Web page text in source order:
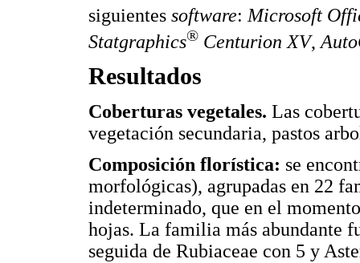
siguientes software: Microsoft
Statgraphics® Centurion XV,
Resultados
Coberturas vegetales. Las
vegetación secundaria, pastos
Composición florística: se
morfológicas), agrupadas en 22
indeterminado, que en el
hojas. La familia más abundante
seguida de Rubiaceae con 5 y